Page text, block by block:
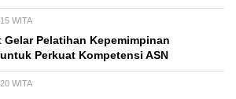
WITA
Gelar Pelatihan Kepemimpinan
Perkuat Kompetensi ASN
WITA